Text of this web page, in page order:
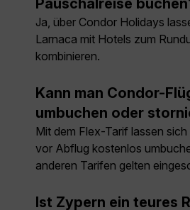
Pauschalreise
Ja, über Condor Holidays
Larnaca mit Hotels zum
kombinieren.
Kann man Condor-
umbuchen oder
Mit dem Flex-Tarif lassen
vor Abflug kostenlos
anderen Tarifen gelten
Ist Zypern ein teures